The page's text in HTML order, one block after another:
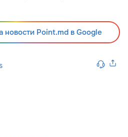
новости Point.md в Google